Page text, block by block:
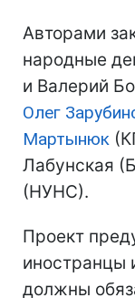
Авторами
народные
и Валерий
Олег
Мартынюк
Лабунская
(НУНС).
Проект
иностранцы
должны